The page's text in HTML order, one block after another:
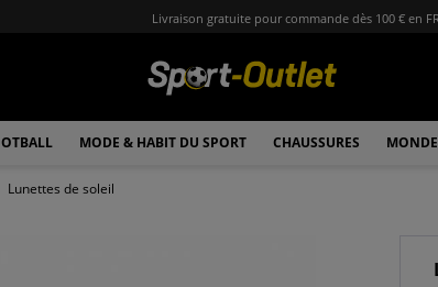
Livraison gratuite pour commande dès 100 € en FR
MODE & HABIT DU SPORT CHAUSSURES
Lunettes de soleil